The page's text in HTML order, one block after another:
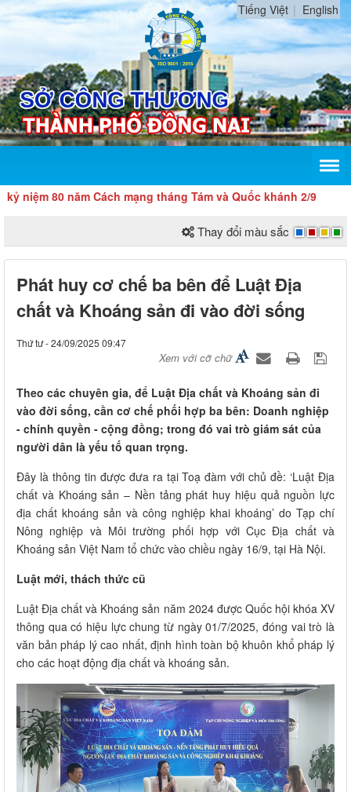
Tiếng Việt English
năm Cách mạng tháng Tám và Quốc khánh 2/9
Thay đổi màu sắc
Phát huy cơ chế ba bên để Luật Địa
chất và Khoáng sản đi vào đời sống
Thứ tư - 24/09/2025 09:47
Xem với cỡ chữ
Theo các chuyên gia, để Luật Địa chất và Khoáng sản đi
vào đời sống, cần cơ chế phối hợp ba bên: Doanh nghiệp
- chính quyền - cộng đồng; trong đó vai trò giám sát của
người dân là yếu tố quan trọng.
Đây là thông tin được đưa ra tại Toạ đàm với chủ đề: ‘Luật Địa
chất và Khoáng sản – Nền tảng phát huy hiệu quả nguồn lực
địa chất khoáng sản và công nghiệp khai khoáng’ do Tạp chí
Nông nghiệp và Môi trường phối hợp với Cục Địa chất và
Khoáng sản Việt Nam tổ chức vào chiều ngày 16/9, tại Hà Nội.
Luật mới, thách thức cũ
Luật Địa chất và Khoáng sản năm 2024 được Quốc hội khóa XV
thông qua có hiệu lực chung từ ngày 01/7/2025, đóng vai trò là
văn bản pháp lý cao nhất, định hình toàn bộ khuôn khổ pháp lý
cho các hoạt động địa chất và khoáng sản.